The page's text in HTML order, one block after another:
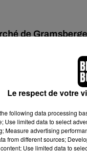
de
avec pas
groupe d'amis de
de Gramsbergen, à
trois casiers. Ils ont
plus de 11.000
Le respect de votre
following data processing
Use limited data to select
Measure advertising
from different sources;
Use limited data to